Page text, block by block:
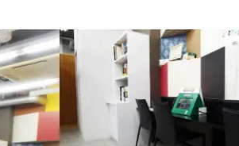
企業理念
店舗情報
賃貸管理事業
レスQ事業
（wagaya Japan）
レスQ事業
スタッフレス事業
フランチャイズ事業
資産運用事業